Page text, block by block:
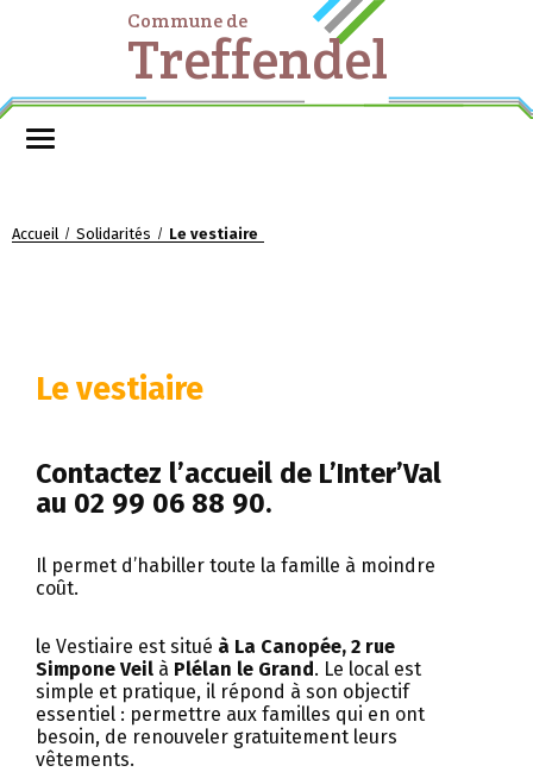
Commune de
Treffendel
Accueil / Solidarités / Le vestiaire
Le vestiaire
Contactez l’accueil de L’Inter’Val
au 02 99 06 88 90.
Il permet d’habiller toute la famille à moindre
coût.
le Vestiaire est situé à La Canopée, 2 rue
Simpone Veil à Plélan le Grand. Le local est
simple et pratique, il répond à son objectif
essentiel : permettre aux familles qui en ont
besoin, de renouveler gratuitement leurs
vêtements.